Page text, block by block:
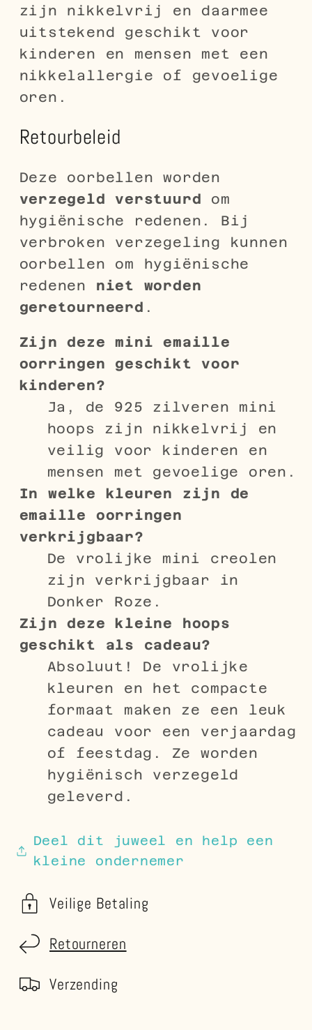
zijn nikkelvrij en daarmee
uitstekend geschikt voor
kinderen en mensen met een
nikkelallergie of gevoelige
oren.
Retourbeleid
Deze oorbellen worden
verzegeld verstuurd om
hygiënische redenen. Bij
verbroken verzegeling kunnen
oorbellen om hygiënische
redenen niet worden
geretourneerd .
Zijn deze mini emaille
oorringen geschikt voor
kinderen?
Ja, de 925 zilveren mini
hoops zijn nikkelvrij en
veilig voor kinderen en
mensen met gevoelige oren.
In welke kleuren zijn de
emaille oorringen
verkrijgbaar?
De vrolijke mini creolen
zijn verkrijgbaar in
Donker Roze.
Zijn deze kleine hoops
geschikt als cadeau?
Absoluut! De vrolijke
kleuren en het compacte
formaat maken ze een leuk
cadeau voor een verjaardag
of feestdag. Ze worden
hygiënisch verzegeld
geleverd.
Deel dit juweel en help een
kleine ondernemer
Veilige Betaling
Retourneren
Verzending